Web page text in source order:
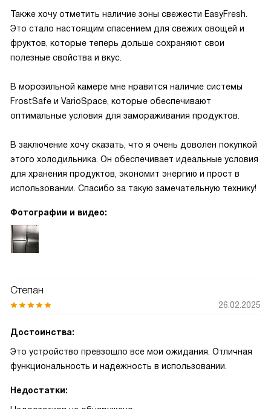
Также хочу отметить наличие зоны свежести EasyFresh.
Это стало настоящим спасением для свежих овощей и
фруктов, которые теперь дольше сохраняют свои
полезные свойства и вкус.
В морозильной камере мне нравится наличие системы
FrostSafe и VarioSpace, которые обеспечивают
оптимальные условия для замораживания продуктов.
В заключение хочу сказать, что я очень доволен покупкой
этого холодильника. Он обеспечивает идеальные условия
для хранения продуктов, экономит энергию и прост в
использовании. Спасибо за такую замечательную технику!
Фотографии и видео:
Степан
26.02.2025
Достоинства:
Это устройство превзошло все мои ожидания. Отличная
функциональность и надежность в использовании.
Недостатки: